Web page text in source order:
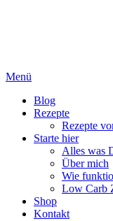
Menü
Blog
Rezepte
Rezepte
Starte hier
Alles was
Über mich
Wie
Low Carb
Shop
Kontakt